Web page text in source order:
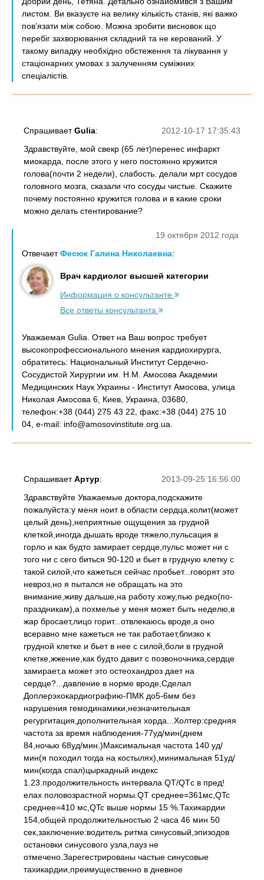
листом. Ви вказуєте на велику кількість станів, які важко
пов’язати між собою. Можна зробити висновок що
перебіг захворювання складний та не керований. У
такому випадку необхідно обстеження та лікування у
стаціонарних умовах з залученням суміжних
спеціалістів.
2012-10-17 17:35:43
СпрашиваетGulia:
Здравствуйте, мой свекр (65 лет)перенес инфаркт
миокарда, после этого у него постоянно кружится
голова(почти 2 недели), слабость. делали мрт сосудов
головного мозга, сказали что сосуды чистые. Скажите
почему постоянно кружится голова и в какие сроки
можно делать стентирование?
19 октября 2012 года
ОтвечаетФесюк Галина Николаевна:
Врач кардиолог высшей категории
Информация о консультанте
Все ответы консультанта
Уважаемая Gulia. Ответ на Ваш вопрос требует
высокопрофессионального мнения кардиохирурга,
обратитесь: Национальный Институт Сердечно-
Сосудистой Хирургии им. Н.М. Амосова Академии
Медицинских Наук Украины - Институт Амосова, улица
Николая Амосова 6, Киев, Украина, 03680,
телефон:+38 (044) 275 43 22, факс:+38 (044) 275 10
04, e-mail: info@amosovinstitute.org.ua.
2013-09-25 16:56:00
СпрашиваетАртур:
Здравствуйте Уважаемые доктора,подскажите
пожалуйста:у меня ноит в области сердца,колит(может
целый день),неприятные ощущения за грудной
клеткой,иногда дышать вроде тяжело,пульсация в
горло и как будто замирает сердце,пульс может ни с
того ни с сего биться 90-120 и бьет в грудную клетку с
такой силой,что кажеться сейчас пробьет...говорят это
невроз,но я пытался не обращать на это
внимание,живу дальше,на работу хожу,пью редко(по-
праздникам),а похмелье у меня может быть неделю,в
жар бросает,лицо горит...отвлекаюсь вроде,а оно
всеравно мне кажеться не так работает,близко к
грудной клетке и бьет в нее с силой,боли в грудной
клетке,жжение,как будто давит с позвоночника,сердце
замирает,а может это остеохандроз дает на
сердце?...давление в норме вроде,Сделал
Доплерэхокардиографию-ПМК до5-6мм без
нарушения гемодинамики,незначительная
регургитация,дополнительная хорда...Холтер:средняя
частота за время наблюдения-77уд/мин(днем
84,ночью 68уд/мин.)Максимальная частота 140 уд/
мин(я походил тогда на костылях),минимальная 51уд/
мин(когда спал)цыркадный индекс
1.23.продолжительность интервала QT/QTс в пред!
елах половозрастной нормы.QT среднее=361мс,QTc
среднее=410 мс,QTc выше нормы 15 %.Тахикардии
154,общей продолжительностью 2 часа 46 мин 50
сек,заключение:водитель ритма синусовый,эпизодов
остановки синусового узла,пауз не
отмечено.Зарегестрированы частые синусовые
тахикардии,преимущественно в дневное